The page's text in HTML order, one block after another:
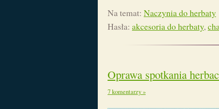
Na temat: Naczynia do herbaty
Hasła: akcesoria do herbaty,
Oprawa spotkania
7 komentarzy »